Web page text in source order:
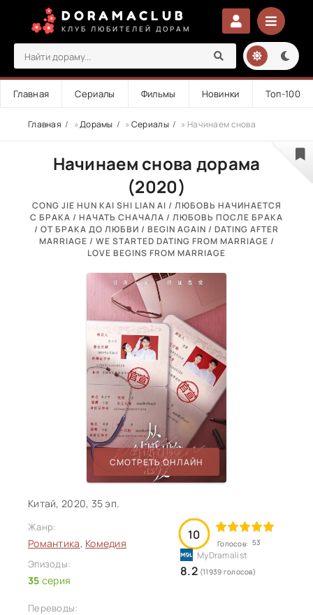
DORAMACLUB
КЛУБ ЛЮБИТЕЛЕЙ ДОРАМ
Главная Сериалы Фильмы Новинки Топ-100
Главная »Дорамы » Сериалы » Начинаем снова
Начинаем снова дорама
(2020)
CONG JIE HUN KAI SHI LIAN AI / ЛЮБОВЬ НАЧИНАЕТСЯ
С БРАКА / НАЧАТЬ СНАЧАЛА / ЛЮБОВЬ ПОСЛЕ БРАКА
/ ОТ БРАКА ДО ЛЮБВИ / BEGIN AGAIN / DATING AFTER
MARRIAGE / WE STARTED DATING FROM MARRIAGE /
LOVE BEGINS FROM MARRIAGE
СМОТРЕТЬ ОНЛАЙН
Китай, 2020, 35 эп.
Жанр:
Романтика, Комедия
Эпизоды:
35 серия
10
Голосов: 53
8.2 (11939 голосов)
Переводы: